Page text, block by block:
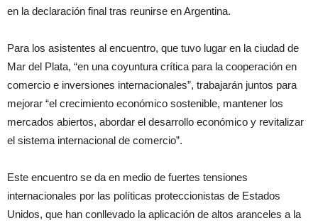
en la declaración final tras reunirse en Argentina.
Para los asistentes al encuentro, que tuvo lugar en la ciudad de
Mar del Plata, “en una coyuntura crítica para la cooperación en
comercio e inversiones internacionales”, trabajarán juntos para
mejorar “el crecimiento económico sostenible, mantener los
mercados abiertos, abordar el desarrollo económico y revitalizar
el sistema internacional de comercio”.
Este encuentro se da en medio de fuertes tensiones
internacionales por las políticas proteccionistas de Estados
Unidos, que han conllevado la aplicación de altos aranceles a la